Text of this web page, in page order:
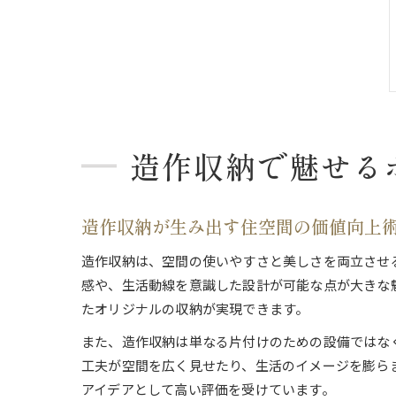
造作収納で魅せ
造作収納が生み出す住空間の価値向上
造作収納は、空間の使いやすさと美しさを両立さ
感や、生活動線を意識した設計が可能な点が大き
たオリジナルの収納が実現できます。
また、造作収納は単なる片付けのための設備では
工夫が空間を広く見せたり、生活のイメージを膨
アイデアとして高い評価を受けています。